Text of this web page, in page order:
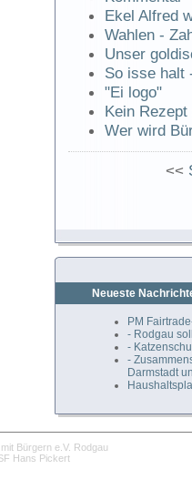
Ekel Alfred
Wahlen -
Unser
So isse halt
"Ei logo"
Kein
Wer wird
<<
Neueste
PM
- Rodgau
-
-
Darmstadt
Bürgern e.V. Rodgau
Hans Pickert